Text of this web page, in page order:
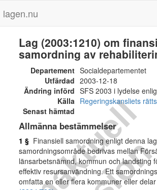
lagen.nu
I
n
a
k
t
u
e
l
l
v
e
r
s
i
o
Lag (2003:1210) om
samordning av
Departement Socialdepartementet
Utfärdad 2003-12-18
Ändring införd SFS 2003 i lydelse
Källa Regeringskansliets
Senast hämtad
Allmänna bestämmelser
1 § Finansiell samordning enligt denna
samordningsområde bedrivas mellan
länsarbetsnämnd, kommun och landsting
effektiv resursanvändning. Ett
omfatta en eller flera kommuner eller